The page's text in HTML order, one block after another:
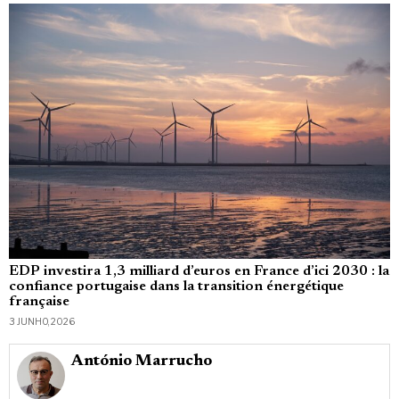
EDP investira 1,3 milliard d’euros en France d’ici 2030 : la
confiance portugaise dans la transition énergétique
française
3 JUNHO, 2026
António Marrucho